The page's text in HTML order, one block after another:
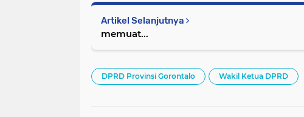
Artikel Selanjutnya
memuat...
DPRD Provinsi Gorontalo Wakil Ketua DPRD